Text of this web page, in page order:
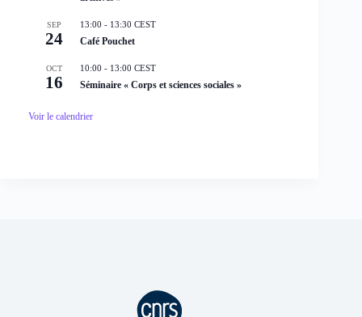
SEP
24
13:00 - 13:30 CEST
Café Pouchet
OCT
16
10:00 - 13:00 CEST
Séminaire « Corps et sciences sociales »
Voir le calendrier